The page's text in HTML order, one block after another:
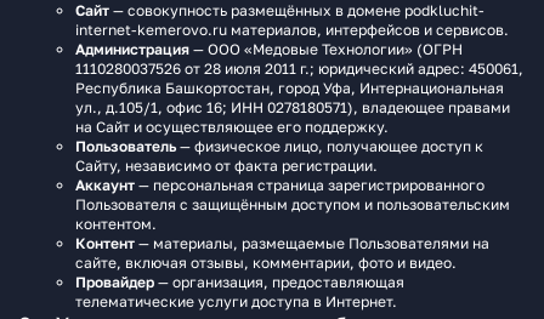
Сайт — совокупность размещённых в домене podkluchit-
internet-kemerovo.ru материалов, интерфейсов и сервисов.
Администрация — ООО «Медовые Технологии» (ОГРН
1110280037526 от 28 июля 2011 г.; юридический адрес: 450061,
Республика Башкортостан, город Уфа, Интернациональная
ул., д.105/1, офис 16; ИНН 0278180571), владеющее правами
на Сайт и осуществляющее его поддержку.
Пользователь — физическое лицо, получающее доступ к
Сайту, независимо от факта регистрации.
Аккаунт — персональная страница зарегистрированного
Пользователя с защищённым доступом и пользовательским
контентом.
Контент — материалы, размещаемые Пользователями на
сайте, включая отзывы, комментарии, фото и видео.
Провайдер — организация, предоставляющая
телематические услуги доступа в Интернет.